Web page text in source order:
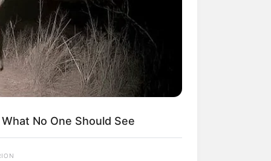
Ngakak, 10 Potret
Murah Pakai Bahan
No One Should See